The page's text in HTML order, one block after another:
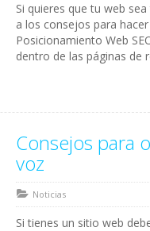
Si quieres que tu web
a los consejos para
Posicionamiento Web
dentro de las páginas de
Consejos para
voz
Noticias
Si tienes un sitio web